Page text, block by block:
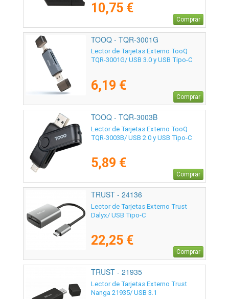
10,75 €
Comprar
TOOQ - TQR-3001G
Lector de Tarjetas Externo TooQ
TQR-3001G/ USB 3.0 y USB Tipo-C
6,19 €
Comprar
TOOQ - TQR-3003B
Lector de Tarjetas Externo TooQ
TQR-3003B/ USB 2.0 y USB Tipo-C
5,89 €
Comprar
TRUST - 24136
Lector de Tarjetas Externo Trust
Dalyx/ USB Tipo-C
22,25 €
Comprar
TRUST - 21935
Lector de Tarjetas Externo Trust
Nanga 21935/ USB 3.1